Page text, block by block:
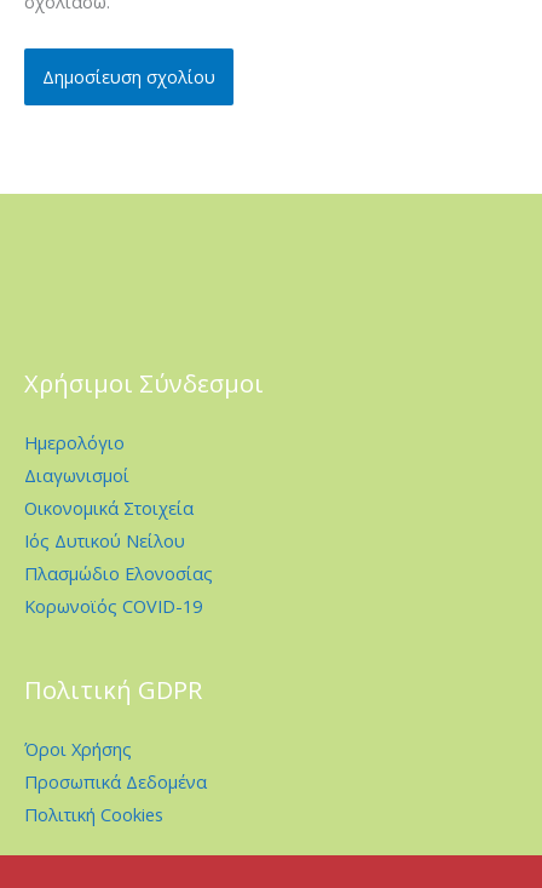
Χρήσιμοι Σύνδεσμοι
Ημερολόγιο
Διαγωνισμοί
Οικονομικά Στοιχεία
Ιός Δυτικού Νείλου
Πλασμώδιο Ελονοσίας
Κορωνοϊός COVID-19
Πολιτική GDPR
Όροι Χρήσης
Προσωπικά Δεδομένα
Πολιτική Cookies